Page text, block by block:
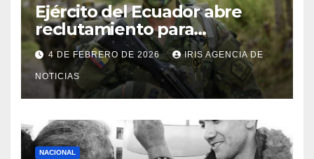
Ejército del Ecuador abre
reclutamiento para
bachilleres a partir de este
viernes 6 de febrero
4 DE FEBRERO DE 2026 IRIS AGENCIA DE
NOTICIAS
NACIONAL